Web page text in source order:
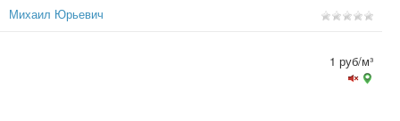
Михаил Юрьевич
1 руб/м³